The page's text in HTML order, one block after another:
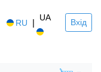
RU | UA Вхід